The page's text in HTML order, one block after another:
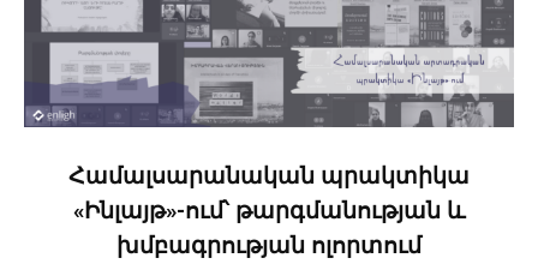
Համալսարանական պրակտիկա
«Ինլայթ»-ում՝ թարգմանության և
խմբագրության ոլորտում